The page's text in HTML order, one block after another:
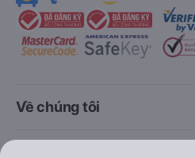
Về chúng tôi